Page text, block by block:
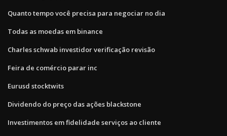
Quanto tempo você precisa para negociar no dia
Todas as moedas em binance
Charles schwab investidor verificação revisão
Feira de comércio parar inc
Eurusd stocktwits
Dividendo do preço das ações blackstone
Investimentos em fidelidade serviços ao cliente